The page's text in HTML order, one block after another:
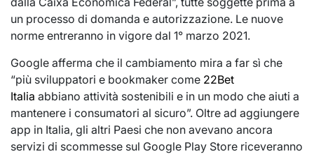
un processo di domanda e autorizzazione. Le nuove
norme entreranno in vigore dal 1° marzo 2021.
Google afferma che il cambiamento mira a far sì che
“più sviluppatori e bookmaker come 22Bet
Italia abbiano attività sostenibili e in un modo che aiuti a
mantenere i consumatori al sicuro”. Oltre ad aggiungere
app in Italia, gli altri Paesi che non avevano ancora
servizi di scommesse sul Google Play Store riceveranno